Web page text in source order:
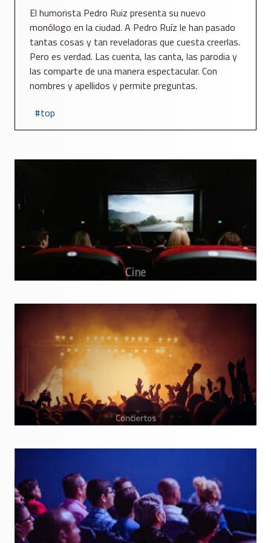
El humorista Pedro Ruiz presenta su nuevo
monólogo en la ciudad. A Pedro Ruíz le han pasado
tantas cosas y tan reveladoras que cuesta creerlas.
Pero es verdad. Las cuenta, las canta, las parodia y
las comparte de una manera espectacular. Con
nombres y apellidos y permite preguntas.
top